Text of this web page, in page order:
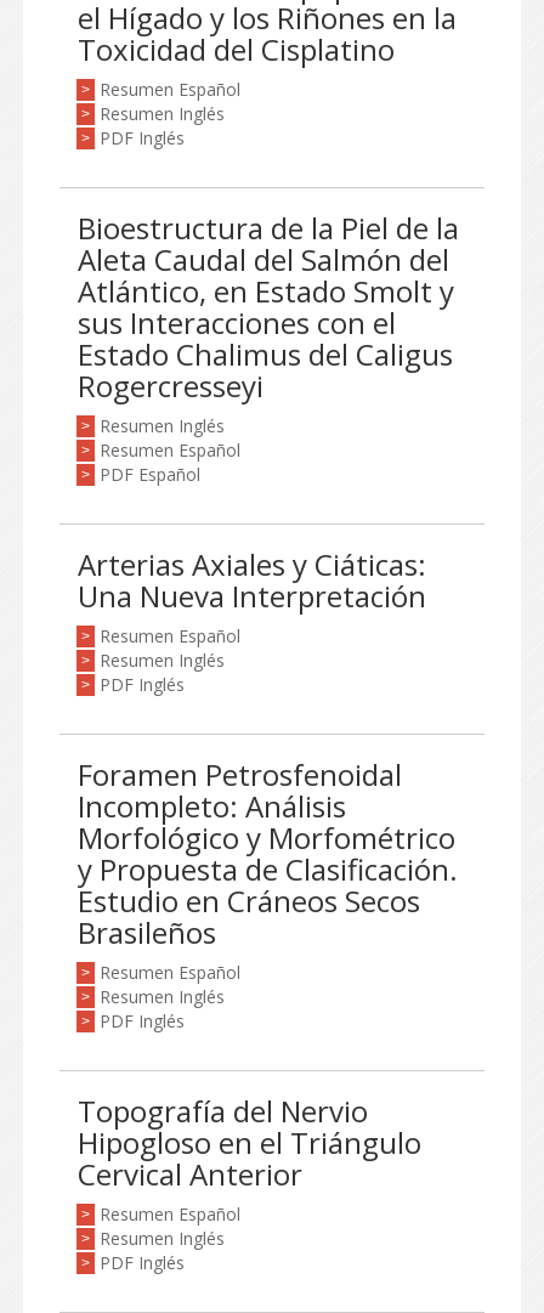
el Hígado y los Riñones en la
Toxicidad del Cisplatino
> Resumen Español
> Resumen Inglés
> PDF Inglés
Bioestructura de la Piel de la
Aleta Caudal del Salmón del
Atlántico, en Estado Smolt y
sus Interacciones con el
Estado Chalimus del Caligus
Rogercresseyi
> Resumen Inglés
> Resumen Español
> PDF Español
Arterias Axiales y Ciáticas:
Una Nueva Interpretación
> Resumen Español
> Resumen Inglés
> PDF Inglés
Foramen Petrosfenoidal
Incompleto: Análisis
Morfológico y Morfométrico
y Propuesta de Clasificación.
Estudio en Cráneos Secos
Brasileños
> Resumen Español
> Resumen Inglés
> PDF Inglés
Topografía del Nervio
Hipogloso en el Triángulo
Cervical Anterior
> Resumen Español
> Resumen Inglés
> PDF Inglés